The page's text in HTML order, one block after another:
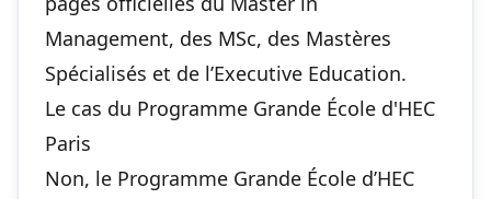
Management, des MSc, des Mastères
Spécialisés et de l’Executive Education.
Le cas du Programme Grande École d'HEC
Paris
Non, le Programme Grande École d’HEC